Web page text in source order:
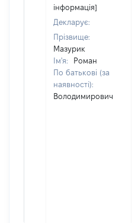
інформація]
Декларує:
Прізвище:
Мазурик
Ім'я:
Роман
По батькові (за
наявності):
Володимирович